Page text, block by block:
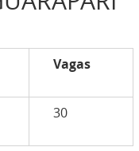
Vagas
30